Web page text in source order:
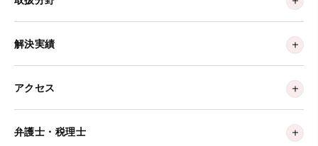
解決実績
アクセス
弁護士・税理士